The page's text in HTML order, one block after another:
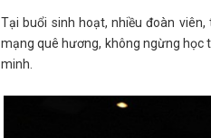
Tại buổi sinh hoạt, nhiều đoàn
mạng quê hương, không ngừng học
minh.